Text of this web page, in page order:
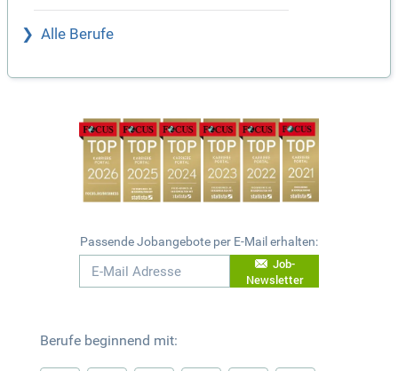
Alle Berufe
Passende Jobangebote per E-Mail erhalten:
Job-
Newsletter
Berufe beginnend mit: